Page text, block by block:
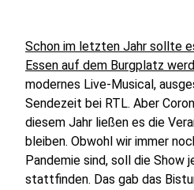
Schon im letzten Jahr sollte
Essen auf dem Burgplatz
modernes Live-Musical,
Sendezeit bei RTL. Aber
diesem Jahr ließen es die
bleiben. Obwohl wir immer
Pandemie sind, soll die Show
stattfinden. Das gab das